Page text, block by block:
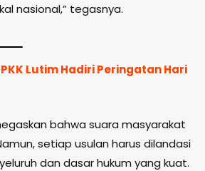
nasional,” tegasnya.
Lutim Hadiri Peringatan Hari
bahwa suara masyarakat
setiap usulan harus dilandasi
dan dasar hukum yang kuat.